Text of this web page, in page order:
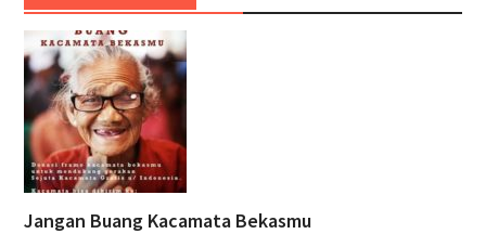
Jangan Buang Kacamata Bekasmu